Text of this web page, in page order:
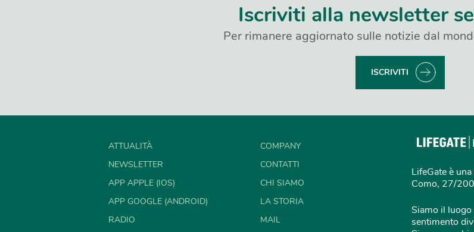
Iscriviti alla newsletter
Per rimanere aggiornato sulle notizie dal
ISCRIVITI
ATTUALITÀ
NEWSLETTER
APP APPLE (IOS)
APP GOOGLE (ANDROID)
RADIO
COMPANY
CONTATTI
CHI SIAMO
LA STORIA
MAIL
LifeGate è
Como, 27/
Siamo il
sentimento